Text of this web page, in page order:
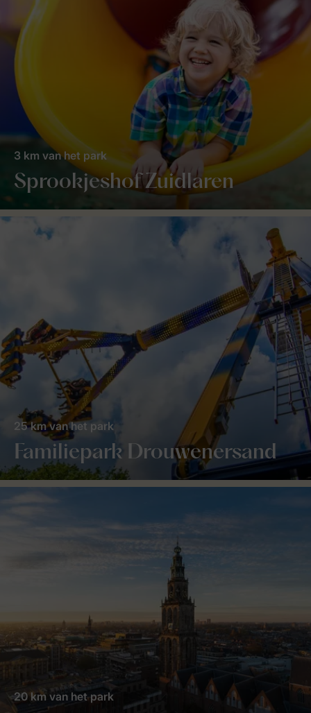
Sprookjeshof Zuidlaren
3 km van het park
Familiepark Drouwenersand
25 km van het park
20 km van het park